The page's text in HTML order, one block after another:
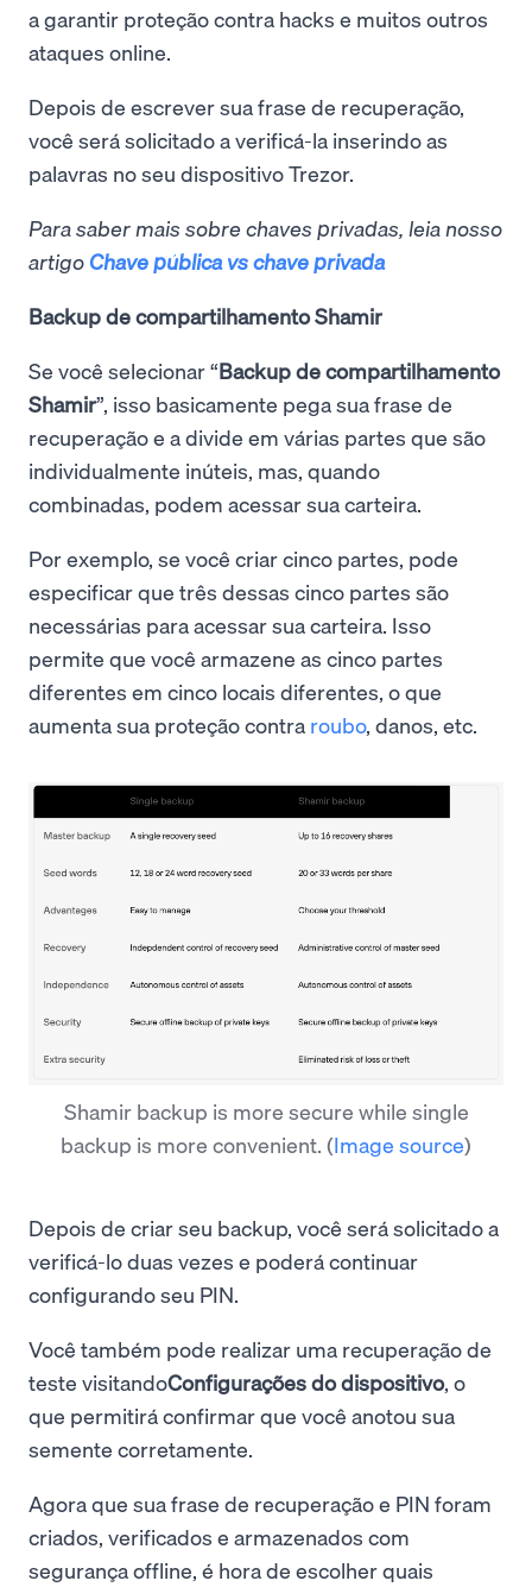
a garantir proteção contra hacks e muitos outros
ataques online.
Depois de escrever sua frase de recuperação,
você será solicitado a verificá-la inserindo as
palavras no seu dispositivo Trezor.
Para saber mais sobre chaves privadas, leia nosso
artigo Chave pública vs chave privada
Backup de compartilhamento Shamir
Se você selecionar “Backup de compartilhamento
Shamir”, isso basicamente pega sua frase de
recuperação e a divide em várias partes que são
individualmente inúteis, mas, quando
combinadas, podem acessar sua carteira.
Por exemplo, se você criar cinco partes, pode
especificar que três dessas cinco partes são
necessárias para acessar sua carteira. Isso
permite que você armazene as cinco partes
diferentes em cinco locais diferentes, o que
aumenta sua proteção contra roubo, danos, etc.
Shamir backup is more secure while single
backup is more convenient. (Image source)
Depois de criar seu backup, você será solicitado a
verificá-lo duas vezes e poderá continuar
configurando seu PIN.
Você também pode realizar uma recuperação de
teste visitandoConfigurações do dispositivo, o
que permitirá confirmar que você anotou sua
semente corretamente.
Agora que sua frase de recuperação e PIN foram
criados, verificados e armazenados com
segurança offline, é hora de escolher quais